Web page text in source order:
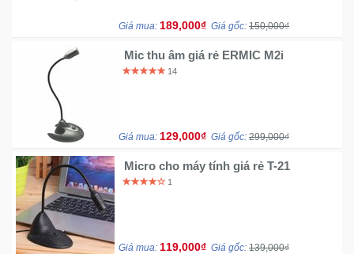
Giá mua: 189,000₫ Giá gốc: 150,000₫
Mic thu âm giá rẻ ERMIC M2i
14
Giá mua: 129,000₫ Giá gốc: 299,000₫
Micro cho máy tính giá rẻ T-21
1
Giá mua: 119,000₫ Giá gốc: 139,000₫